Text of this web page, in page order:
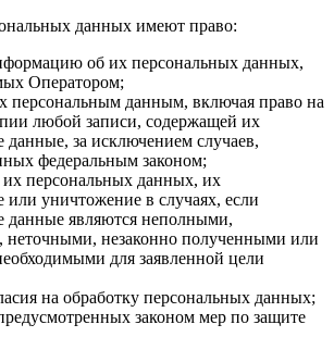
данных имеют право:
об их персональных данных,
Оператором;
персональным данным, включая право на
любой записи, содержащей их
данные, за исключением случаев,
федеральным законом;
их персональных данных, их
или уничтожение в случаях, если
данные являются неполными,
неточными, незаконно полученными или
для заявленной цели
на обработку персональных данных;
законом мер по защите